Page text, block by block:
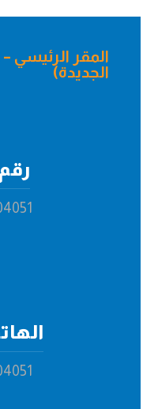
المقر الرئيسي
الجديدة)